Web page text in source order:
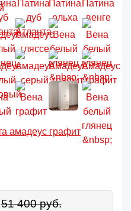
51 400 руб.